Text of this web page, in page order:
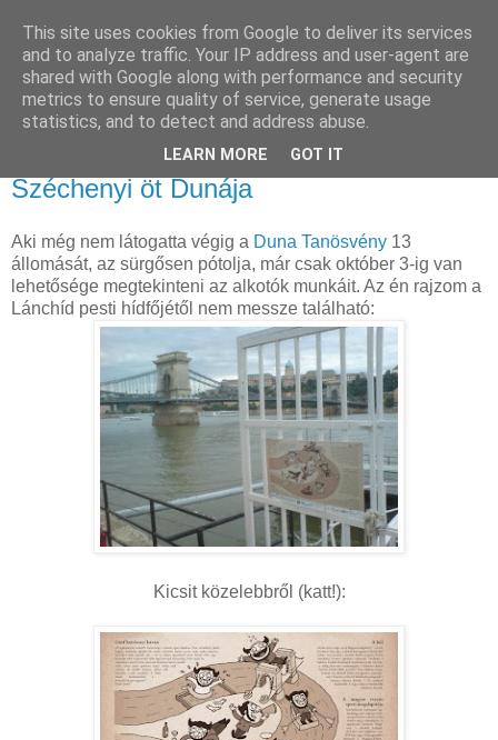
Széchenyi öt Dunája
Aki még nem látogatta végig a Duna Tanösvény 13
állomását, az sürgősen pótolja, már csak október 3-ig van
lehetősége megtekinteni az alkotók munkáit. Az én rajzom a
Lánchíd pesti hídfőjétől nem messze található:
Kicsit közelebbről (katt!):
This site uses cookies from Google to deliver its services
and to analyze traffic. Your IP address and user-agent are
shared with Google along with performance and security
metrics to ensure quality of service, generate usage
statistics, and to detect and address abuse.
LEARN MORE GOT IT